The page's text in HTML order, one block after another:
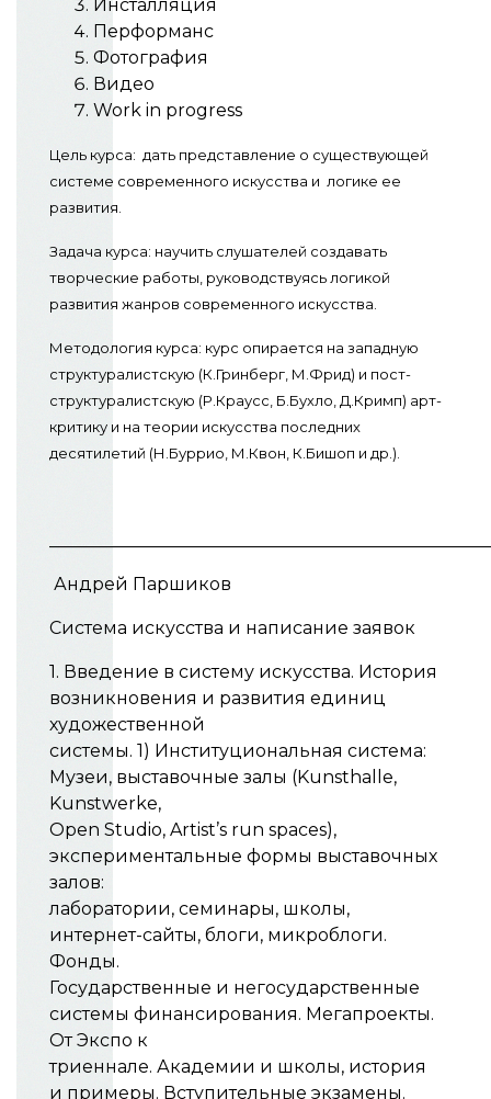
Инсталляция
Перформанс
Фотография
Видео
Work in progress
Цель курса: дать представление о существующей
системе современного искусства и логике ее
развития.
Задача курса: научить слушателей создавать
творческие работы, руководствуясь логикой
развития жанров современного искусства.
Методология курса: курс опирается на западную
структуралистскую (К.Гринберг, М.Фрид) и пост-
структуралистскую (Р.Краусс, Б.Бухло, Д.Кримп) арт-
критику и на теории искусства последних
десятилетий (Н.Буррио, М.Квон, К.Бишоп и др.).
Андрей Паршиков
Система искусства и написание заявок
1. Введение в систему искусства. История
возникновения и развития единиц
художественной
системы. 1) Институциональная система:
Музеи, выставочные залы (Kunsthalle,
Kunstwerke,
Open Studio, Artist’s run spaces),
экспериментальные формы выставочных
залов:
лаборатории, семинары, школы,
интернет-сайты, блоги, микроблоги.
Фонды.
Государственные и негосударственные
системы финансирования. Мегапроекты.
От Экспо к
триеннале. Академии и школы, история
и примеры. Вступительные экзамены.